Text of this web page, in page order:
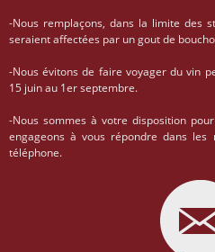
-Nous remplaçons, dans la limite des
seraient affectées par un gout de
-Nous évitons de faire voyager du vin
15 juin au 1er septembre.
-Nous sommes à votre disposition
engageons à vous répondre dans
téléphone.